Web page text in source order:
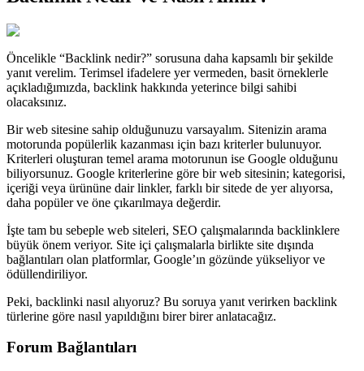
Öncelikle “Backlink nedir?” sorusuna daha kapsamlı bir şekilde
yanıt verelim. Terimsel ifadelere yer vermeden, basit örneklerle
açıkladığımızda, backlink hakkında yeterince bilgi sahibi
olacaksınız.
Bir web sitesine sahip olduğunuzu varsayalım. Sitenizin arama
motorunda popülerlik kazanması için bazı kriterler bulunuyor.
Kriterleri oluşturan temel arama motorunun ise Google olduğunu
biliyorsunuz. Google kriterlerine göre bir web sitesinin; kategorisi,
içeriği veya ürününe dair linkler, farklı bir sitede de yer alıyorsa,
daha popüler ve öne çıkarılmaya değerdir.
İşte tam bu sebeple web siteleri, SEO çalışmalarında backlinklere
büyük önem veriyor. Site içi çalışmalarla birlikte site dışında
bağlantıları olan platformlar, Google’ın gözünde yükseliyor ve
ödüllendiriliyor.
Peki, backlinki nasıl alıyoruz? Bu soruya yanıt verirken backlink
türlerine göre nasıl yapıldığını birer birer anlatacağız.
Forum Bağlantıları